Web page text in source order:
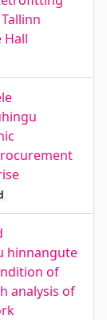
Hall
hinnangute
of
analysis of